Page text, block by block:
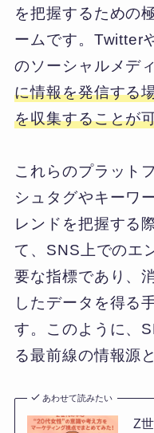
を把握するための
ームです。Twitter
のソーシャルメデ
に情報を発信する
を収集することが
これらのプラット
シュタグやキーワ
レンドを把握する
て、SNS上でのエ
要な指標であり、
したデータを得る
す。このように、
る最前線の情報源
あわせて読みたい
Z